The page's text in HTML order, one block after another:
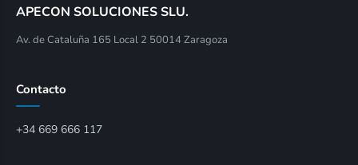
APECON SOLUCIONES SLU.
Av. de Cataluña 165 Local 2 50014 Zaragoza
Contacto
+34 669 666 117